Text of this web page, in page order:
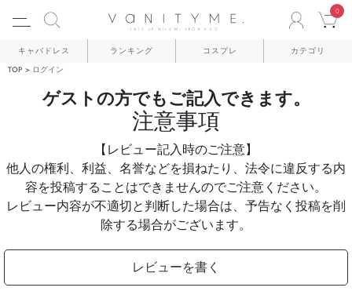
0
キャバドレス ランキング コスプレ カテゴリ
TOP ログイン
ゲストの方でもご記入できます。
注意事項
【レビュー記入時のご注意】
他人の権利、利益、名誉などを損ねたり、法令に違反する内
容を投稿することはできませんのでご注意ください。
レビュー内容が不適切と判断した場合は、予告なく投稿を削
除する場合がございます。
レビューを書く